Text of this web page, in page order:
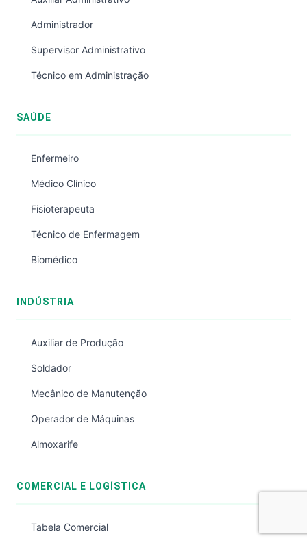
Administrador
Supervisor Administrativo
Técnico em Administração
SAÚDE
Enfermeiro
Médico Clínico
Fisioterapeuta
Técnico de Enfermagem
Biomédico
INDÚSTRIA
Auxiliar de Produção
Soldador
Mecânico de Manutenção
Operador de Máquinas
Almoxarife
COMERCIAL E LOGÍSTICA
Tabela Comercial